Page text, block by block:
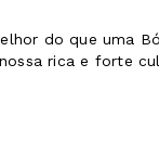
do que uma
rica e forte